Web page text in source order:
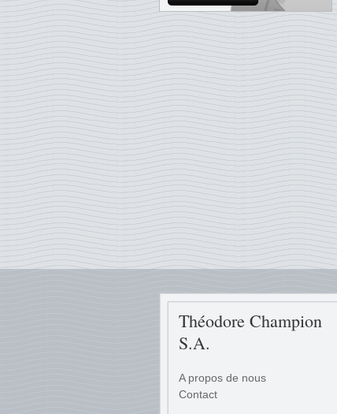
Théodore Champion
S.A.
A propos de nous
Contact